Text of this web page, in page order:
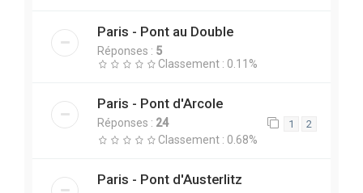
Paris - Pont au Double
Réponses : 5
Classement : 0.11%
Paris - Pont d'Arcole
Réponses : 24 1 2
Classement : 0.68%
Paris - Pont d'Austerlitz